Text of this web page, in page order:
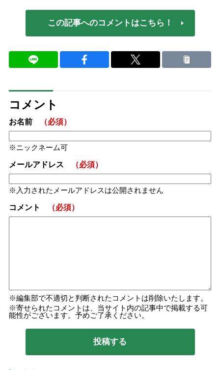
この記事へのコメントはこちら！
コメント
お名前 （必須）
ニックネーム可
メールアドレス （必須）
入力されたメールアドレスは公開されません
コメント （必須）
編集部で不適切と判断されたコメントは削除いたします。
寄せられたコメントは、当サイト内の記事中で掲載する可
能性がございます。予めご了承ください。